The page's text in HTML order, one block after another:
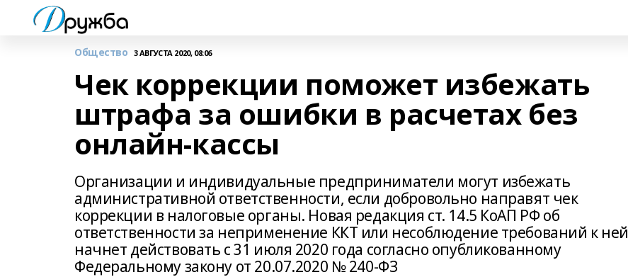
Общество 3 АВГУСТА 2020, 08:06
Чек коррекции поможет избежать
штрафа за ошибки в расчетах без
онлайн-кассы
Организации и индивидуальные предприниматели могут избежать
административной ответственности, если добровольно направят чек
коррекции в налоговые органы. Новая редакция ст. 14.5 КоАП РФ об
ответственности за неприменение ККТ или несоблюдение требований к ней
начнет действовать с 31 июля 2020 года согласно опубликованному
Федеральному закону от 20.07.2020 № 240-ФЗ